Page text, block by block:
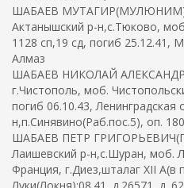
ШАБАЕВ МУТАГИР(МУЛЮНИМ)
Актанышский р-н,с.Тюково,
1128 сп,19 сд, погиб 25.12.41,
Алмаз
ШАБАЕВ НИКОЛАЙ
г.Чистополь, моб.
погиб 06.10.43, Ленинградская
н,п.Синявино(Раб.пос.5), оп.
ШАБАЕВ ПЕТР
Лаишевский р-н,с.Шуран, моб.
Франция, г.Диез,шталаг XII A(в